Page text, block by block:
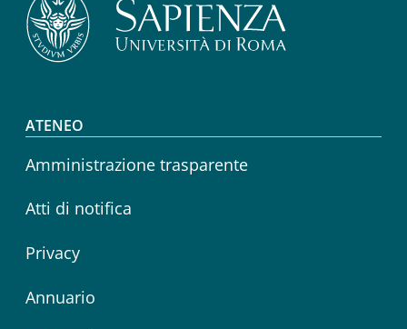
Footer menu
ATENEO
Amministrazione trasparente
Atti di notifica
Privacy
Annuario